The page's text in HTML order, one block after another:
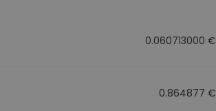
0.060713000 €
0.864877 €